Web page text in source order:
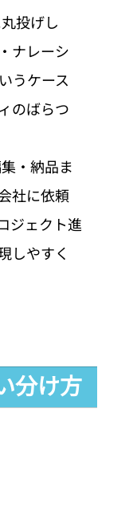
投げし
ナレーシ
うケース
のばらつ
・納品ま
社に依頼
ジェクト進
しやすく
分け方